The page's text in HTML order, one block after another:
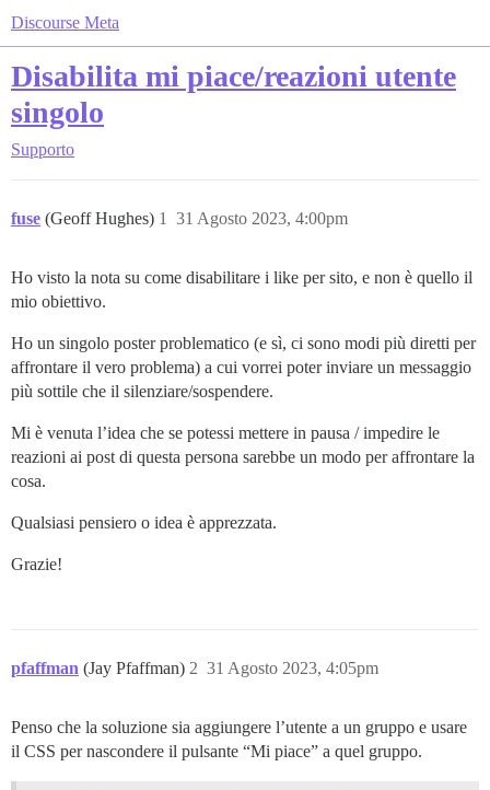
Discourse Meta
Disabilita mi piace/reazioni utente
singolo
Supporto
fuse (Geoff Hughes) 31 Agosto 2023, 4:00pm
1
Ho visto la nota su come disabilitare i like per sito, e non è quello il
mio obiettivo.
Ho un singolo poster problematico (e sì, ci sono modi più diretti per
affrontare il vero problema) a cui vorrei poter inviare un messaggio
più sottile che il silenziare/sospendere.
Mi è venuta l’idea che se potessi mettere in pausa / impedire le
reazioni ai post di questa persona sarebbe un modo per affrontare la
cosa.
Qualsiasi pensiero o idea è apprezzata.
Grazie!
pfaffman (Jay Pfaffman) 31 Agosto 2023, 4:05pm
2
Penso che la soluzione sia aggiungere l’utente a un gruppo e usare
il CSS per nascondere il pulsante “Mi piace” a quel gruppo.